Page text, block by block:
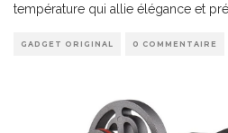
température qui allie élégance et
GADGET ORIGINAL 0 COMMENTAIRE